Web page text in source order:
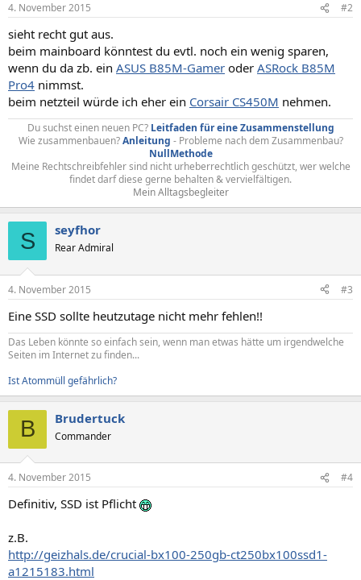
4. November 2015 #2
sieht recht gut aus.
beim mainboard könntest du evtl. noch ein wenig sparen,
wenn du da zb. ein ASUS B85M-Gamer oder ASRock B85M
Pro4 nimmst.
beim netzteil würde ich eher ein Corsair CS450M nehmen.
Du suchst einen neuen PC? Leitfaden für eine Zusammenstellung
Wie zusammenbauen?Anleitung - Probleme nach dem Zusammenbau?
NullMethode
Meine Rechtschreibfehler sind nicht urheberrechtlich geschützt, wer welche
findet darf diese gerne behalten & vervielfältigen.
Mein Alltagsbegleiter
S seyfhor
Rear Admiral
4. November 2015 #3
Eine SSD sollte heutzutage nicht mehr fehlen!!
Das Leben könnte so einfach sein, wenn man etwas hätte um irgendwelche
Seiten im Internet zu finden...
Ist Atommüll gefährlich?
B Brudertuck
Commander
4. November 2015 #4
Definitiv, SSD ist Pflicht
z.B.
http://geizhals.de/crucial-bx100-250gb-ct250bx100ssd1-
a1215183.html